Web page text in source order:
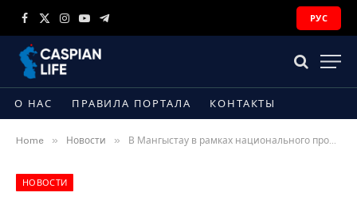
Facebook
X
Instagram
YouTubeTelegram
РУС
О НАС ПРАВИЛА ПОРТАЛА КОНТАКТЫ
Home » Новости » В Мангыстау в рамках национального проекта до 2025 года построят 44 школы
НОВОСТИ